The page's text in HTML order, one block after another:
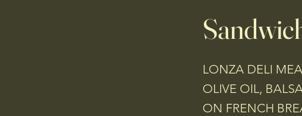
LONZA DELI
OLIVE OIL,
ON FRENCH